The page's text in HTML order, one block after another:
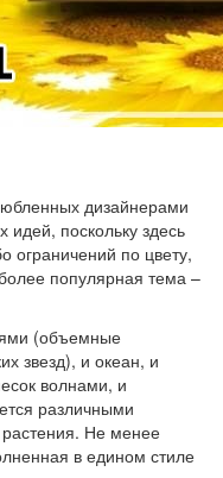
дизайнерами
идей, поскольку здесь
ограничений по цвету,
популярная тема –
(объемные
звезд), и океан, и
волнами, и
различными
растения. Не менее
в едином стиле